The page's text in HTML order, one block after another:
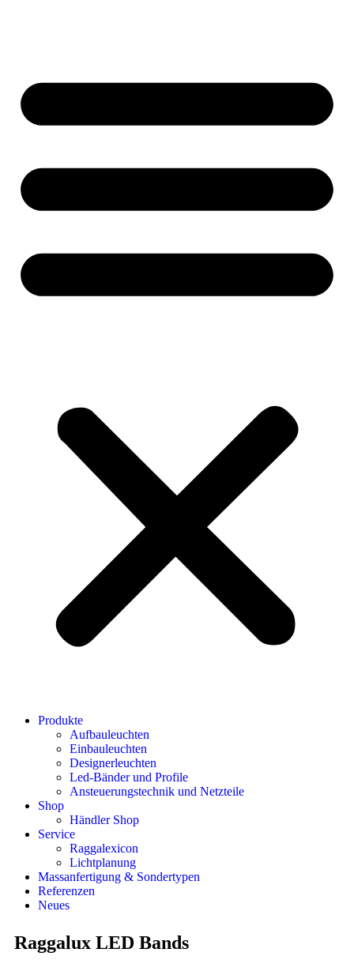
Produkte
Aufbauleuchten
Einbauleuchten
Designerleuchten
Led-Bänder und Profile
Ansteuerungstechnik und Netzteile
Shop
Händler Shop
Service
Raggalexicon
Lichtplanung
Massanfertigung & Sondertypen
Referenzen
Neues
Raggalux LED Bands